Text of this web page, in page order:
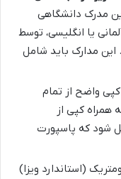
مدرک دانشگاهی
یا انگلیسی، توسط
این مدارک باید شامل
واضح از تمام
کپی از
شود که پاسپورت
(استاندارد ویزا)